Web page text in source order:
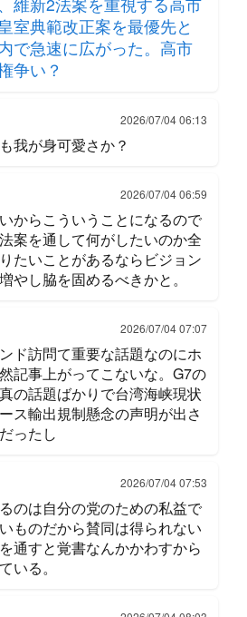
室典範改正案を最優先と
で急速に広がった。高市
争い？
2026/07/04 06:13
我が身可愛さか？
2026/07/04 06:59
からこういうことになるので
案を通して何がしたいのか全
たいことがあるならビジョン
やし脇を固めるべきかと。
2026/07/04 07:07
ド訪問て重要な話題なのにホ
記事上がってこないな。G7の
の話題ばかりで台湾海峡現状
ス輸出規制懸念の声明が出さ
ったし
2026/07/04 07:53
のは自分の党のための私益で
ものだから賛同は得られない
通すと覚書なんかかわすから
いる。